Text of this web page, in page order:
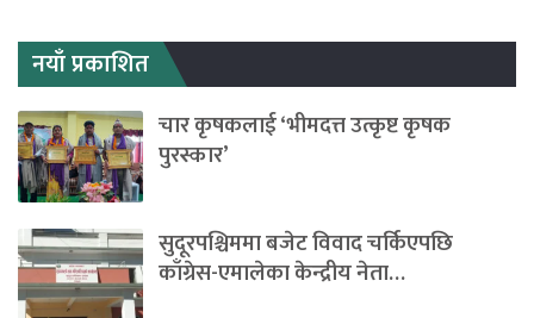
नयाँ प्रकाशित
चार कृषकलाई ‘भीमदत्त उत्कृष्ट कृषक
पुरस्कार’
सुदूरपश्चिममा बजेट विवाद चर्किएपछि
काँग्रेस-एमालेका केन्द्रीय नेता…